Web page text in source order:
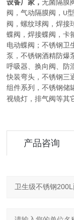
设备厂家 ，无菌隔膜
阀，气动隔膜阀， U
阀，螺纹球阀，焊接
蝶阀 ，焊接蝶阀，卡
电动蝶阀 ；不锈钢卫
泵，不锈钢酒精防爆
呼吸器、换向阀、防
快装弯头，不锈钢三
组件系列 ，不锈钢储
视镜灯，排气阀等其
产品咨询